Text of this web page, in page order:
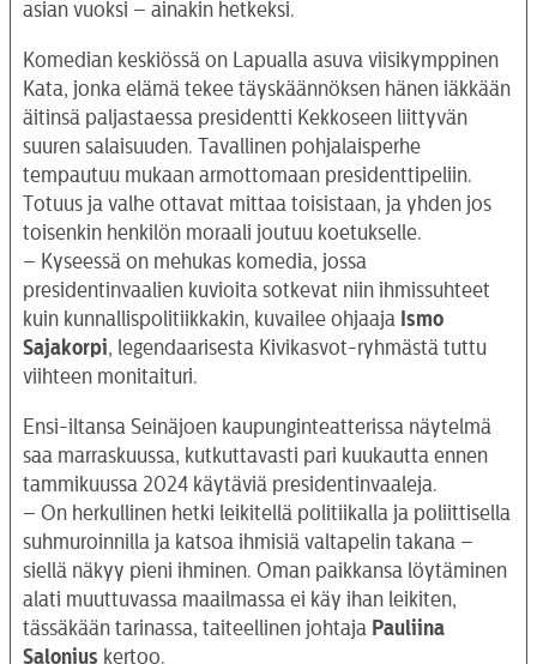
asian vuoksi – ainakin hetkeksi.
Komedian keskiössä on Lapualla asuva viisikymppinen
Kata, jonka elämä tekee täyskäännöksen hänen iäkkään
äitinsä paljastaessa presidentti Kekkoseen liittyvän
suuren salaisuuden. Tavallinen pohjalaisperhe
tempautuu mukaan armottomaan presidenttipeliin.
Totuus ja valhe ottavat mittaa toisistaan, ja yhden jos
toisenkin henkilön moraali joutuu koetukselle.
– Kyseessä on mehukas komedia, jossa
presidentinvaalien kuvioita sotkevat niin ihmissuhteet
kuin kunnallispolitiikkakin, kuvailee ohjaaja Ismo
Sajakorpi, legendaarisesta Kivikasvot-ryhmästä tuttu
viihteen monitaituri.
Ensi-iltansa Seinäjoen kaupunginteatterissa näytelmä
saa marraskuussa, kutkuttavasti pari kuukautta ennen
tammikuussa 2024 käytäviä presidentinvaaleja.
– On herkullinen hetki leikitellä politiikalla ja poliittisella
suhmuroinnilla ja katsoa ihmisiä valtapelin takana –
siellä näkyy pieni ihminen. Oman paikkansa löytäminen
alati muuttuvassa maailmassa ei käy ihan leikiten,
tässäkään tarinassa, taiteellinen johtaja Pauliina
Salonius kertoo.